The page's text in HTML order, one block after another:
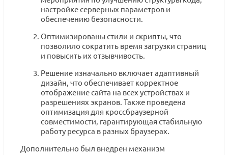
настройке серверных параметров и
обеспечению безопасности.
Оптимизированы стили и скрипты, что
позволило сократить время загрузки страниц
и повысить их отзывчивость.
Решение изначально включает адаптивный
дизайн, что обеспечивает корректное
отображение сайта на всех устройствах и
разрешениях экранов. Также проведена
оптимизация для кроссбраузерной
совместимости, гарантирующая стабильную
работу ресурса в разных браузерах.
Дополнительно был внедрен механизм